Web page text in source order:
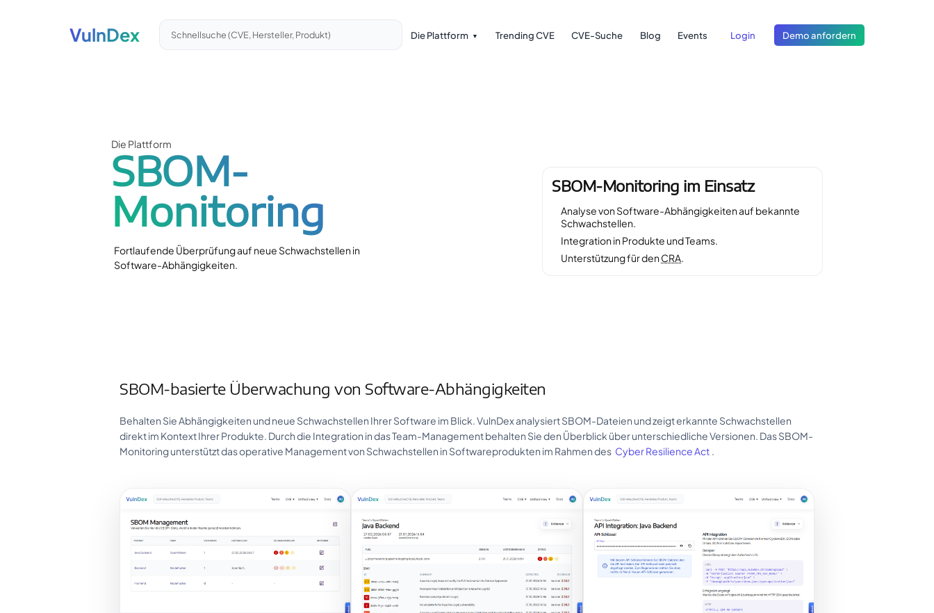
VulnDex Schnellsuche (CVE, Hersteller, Produkt) Die Plattform Trending CVE CVE-Suche Blog Events Login Demo anfordern
Die Plattform
SBOM-
Monitoring
Fortlaufende Überprüfung auf neue Schwachstellen in
Software-Abhängigkeiten.
SBOM-Monitoring im Einsatz
Analyse von Software-Abhängigkeiten auf bekannte
Schwachstellen.
Integration in Produkte und Teams.
Unterstützung für den CRA.
SBOM-basierte Überwachung von Software-Abhängigkeiten
Behalten Sie Abhängigkeiten und neue Schwachstellen Ihrer Software im Blick. VulnDex analysiert SBOM-Dateien und zeigt erkannte Schwachstellen
direkt im Kontext Ihrer Produkte. Durch die Integration in das Team-Management behalten Sie den Überblick über unterschiedliche Versionen. Das SBOM-
Monitoring unterstützt das operative Management von Schwachstellen in Softwareprodukten im Rahmen des Cyber Resilience Act .